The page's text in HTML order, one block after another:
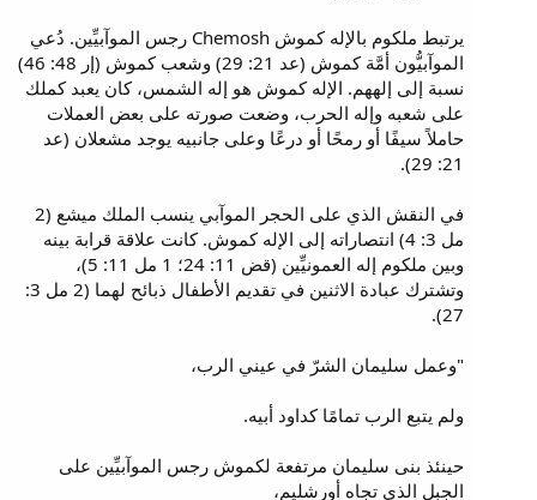
يرتبط ملكوم بالإله كموش Chemosh رجس الموآبيِّين. دُعي
الموآبيُّون أمَّة كموش (عد 21: 29) وشعب كموش (إر 48: 46)
نسبة إلى إلههم. الإله كموش هو إله الشمس، كان يعبد كملك
على شعبه وإله الحرب، وضعت صورته على بعض العملات
حاملاً سيفًا أو رمحًا أو درعًا وعلى جانبيه يوجد مشعلان (عد
21: 29).
في النقش الذي على الحجر الموآبي ينسب الملك ميشع (2
مل 3: 4) انتصاراته إلى الإله كموش. كانت علاقة قرابة بينه
وبين ملكوم إله العمونيِّين (قض 11: 24؛ 1 مل 11: 5)،
وتشترك عبادة الاثنين في تقديم الأطفال ذبائح لهما (2 مل 3:
27).
"وعمل سليمان الشرّ في عيني الرب،
ولم يتبع الرب تمامًا كداود أبيه.
حينئذ بنى سليمان مرتفعة لكموش رجس الموآبيِّين على
الجبل الذي تجاه أورشليم،